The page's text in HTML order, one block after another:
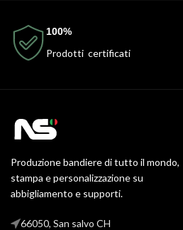
100%
Prodotti certificati
Produzione bandiere di tutto il mondo,
stampa e personalizzazione su
abbigliamento e supporti.
66050, San salvo CH